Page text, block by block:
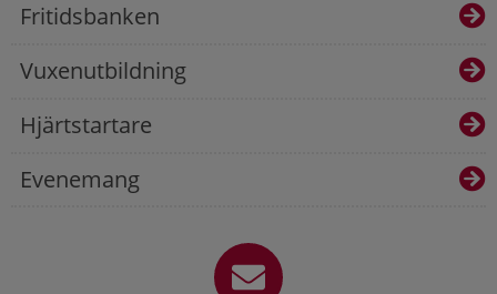
Fritidsbanken
Vuxenutbildning
Hjärtstartare
Evenemang